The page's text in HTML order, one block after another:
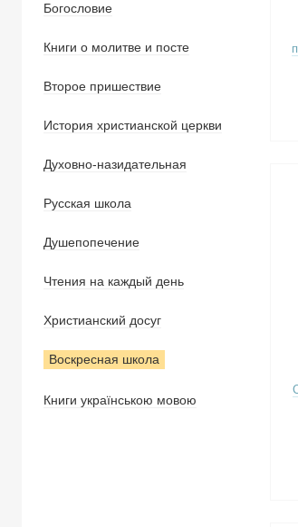
Богословие
Книги о молитве и посте
Второе пришествие
История христианской церкви
Духовно-назидательная
Русская школа
Душепопечение
Чтения на каждый день
Христианский досуг
Воскресная школа
Книги українською мовою